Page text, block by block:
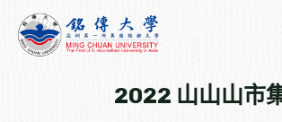
2022 山山山市